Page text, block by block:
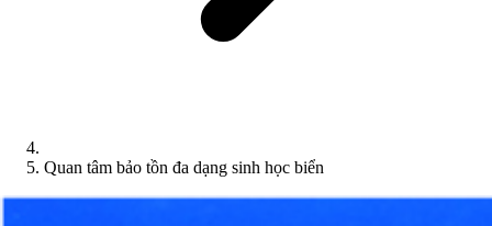
Quan tâm bảo tồn đa dạng sinh học biển